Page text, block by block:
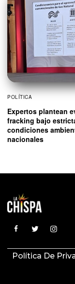
POLÍTICA
Expertos plantean
fracking bajo
condiciones
nacionales
Política De